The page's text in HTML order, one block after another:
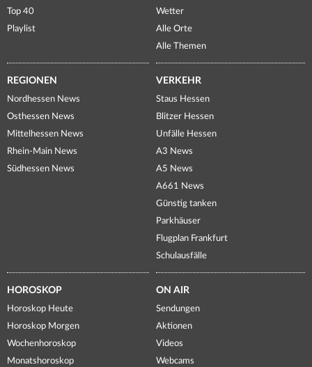
Top 40
Playlist
Wetter
Alle Orte
Alle Themen
REGIONEN
Nordhessen News
Osthessen News
Mittelhessen News
Rhein-Main News
Südhessen News
VERKEHR
Staus Hessen
Blitzer Hessen
Unfälle Hessen
A3 News
A5 News
A661 News
Günstig tanken
Parkhäuser
Flugplan Frankfurt
Schulausfälle
HOROSKOP
Horoskop Heute
Horoskop Morgen
Wochenhoroskop
Monatshoroskop
ON AIR
Sendungen
Aktionen
Videos
Webcams